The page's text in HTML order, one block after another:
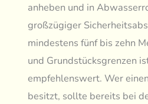
anheben und in
großzügiger
mindestens fünf bis zehn
und Grundstücksgrenzen
empfehlenswert. Wer
besitzt, sollte bereits bei